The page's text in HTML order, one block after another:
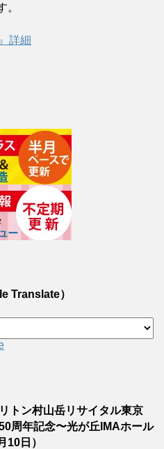
。
詳細
Translate）
トン村山岳リサイタル東京
周年記念〜光が丘IMAホール
10日）